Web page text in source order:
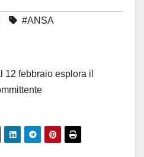
#ANSA
12 febbraio esplora il